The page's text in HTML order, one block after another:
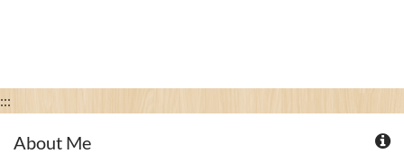
:::
About Me